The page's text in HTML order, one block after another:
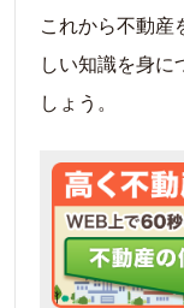
これから不動産
しい知識を身に
しょう。